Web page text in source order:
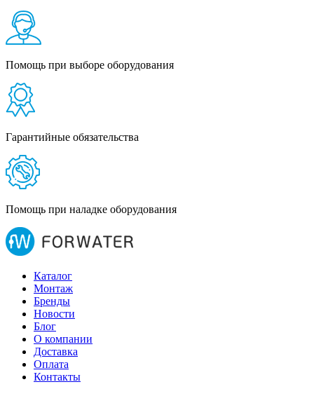
Помощь при выборе оборудования
Гарантийные обязательства
Помощь при наладке оборудования
Каталог
Монтаж
Бренды
Новости
Блог
О компании
Доставка
Оплата
Контакты